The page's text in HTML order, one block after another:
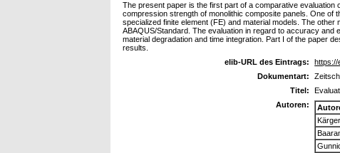
The present paper is the first part of a comparative
compression strength of monolithic composite panels. One of
specialized finite element (FE) and material models. The
ABAQUS/Standard. The evaluation in regard to accuracy and
material degradation and time integration. Part I of the paper
results.
elib-URL des Eintrags:
https://
Dokumentart:
Titel:
Autoren: